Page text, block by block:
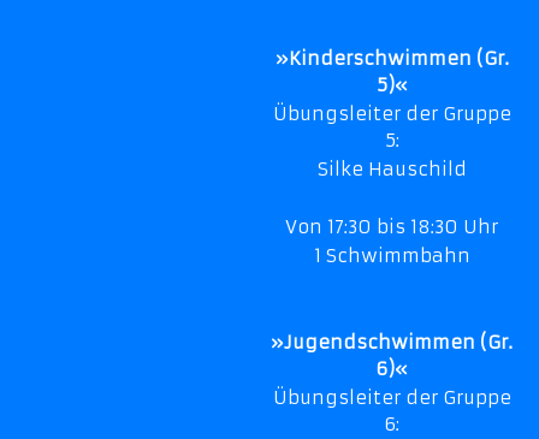
»Kinderschwimmen (Gr.
5)«
Übungsleiter der Gruppe
5:
Silke Hauschild
Von 17:30 bis 18:30 Uhr
1 Schwimmbahn
»Jugendschwimmen (Gr.
6)«
Übungsleiter der Gruppe
6: